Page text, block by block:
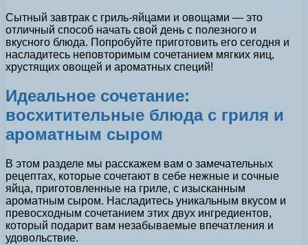
Сытный завтрак с гриль-яйцами и овощами — это
отличный способ начать свой день с полезного и
вкусного блюда. Попробуйте приготовить его сегодня и
насладитесь неповторимым сочетанием мягких яиц,
хрустящих овощей и ароматных специй!
Идеальное сочетание:
восхитительные блюда с гриля и
ароматным сыром
В этом разделе мы расскажем вам о замечательных
рецептах, которые сочетают в себе нежные и сочные
яйца, приготовленные на гриле, с изысканным
ароматным сыром. Насладитесь уникальным вкусом и
превосходным сочетанием этих двух ингредиентов,
который подарит вам незабываемые впечатления и
удовольствие.